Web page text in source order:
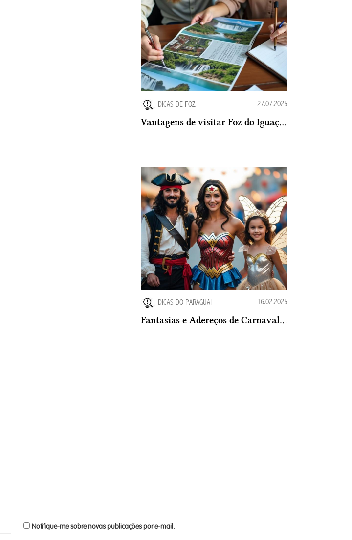
DICAS DE FOZ 27.07.2025
Vantagens de visitar Foz do Iguaçu em Julho
DICAS DO PARAGUAI 16.02.2025
Fantasias e Adereços de Carnaval no Paraguai
Notifique-me sobre novas publicações por e-mail.